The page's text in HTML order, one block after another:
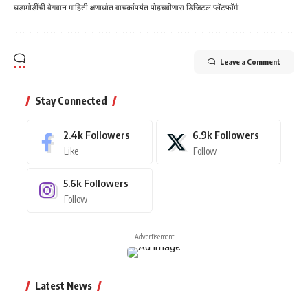
घडामोडींची वेगवान माहिती क्षणार्धात वाचकांपर्यत पोहचवीणारा डिजिटल प्लॅटफॉर्म
Leave a Comment
Stay Connected
2.4k Followers
Like
6.9k Followers
Follow
5.6k Followers
Follow
- Advertisement -
Latest News